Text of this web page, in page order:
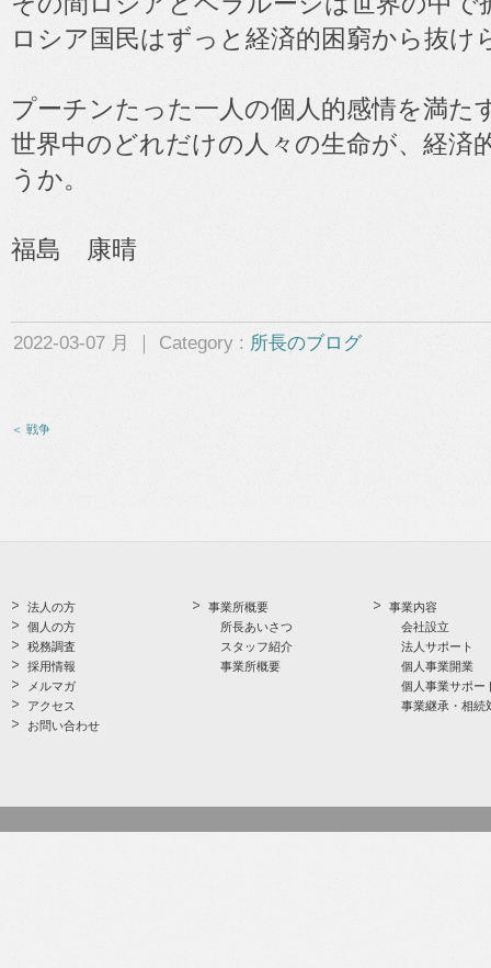
ロシア国民はずっと経済的困窮から抜け
プーチンたった一人の個人的感情を満た
世界中のどれだけの人々の生命が、経済
うか。
福島 康晴
2022-03-07 月 ｜ Category : 所長のブログ
＜ 戦争
法人の方
個人の方
税務調査
採用情報
メルマガ
アクセス
お問い合わせ
事業所概要
所長あいさつ
スタッフ紹介
事業所概要
事業内容
会社設立
法人サポート
個人事業開業
個人事業サポー
事業継承・相続